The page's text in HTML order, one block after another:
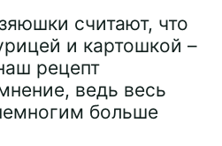
считают, что
и картошкой –
рецепт
ведь весь
больше